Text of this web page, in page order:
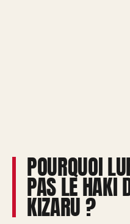
POURQUOI
PAS LE HAKI
KIZARU ?